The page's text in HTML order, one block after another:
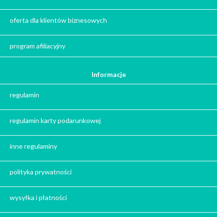
Zima
Herbata - podziękowanie dla gości
Ile gram ma łyżeczka do herbaty?
Prezent na święta
Prezent dla chłopaka na święta
Prezent dla koleżanki na święta
Prezent dla mamy na święta
oferta dla klientów biznesowych
program afiliacyjny
Informacje
regulamin
regulamin karty podarunkowej
inne regulaminy
polityka prywatności
wysyłka i płatności